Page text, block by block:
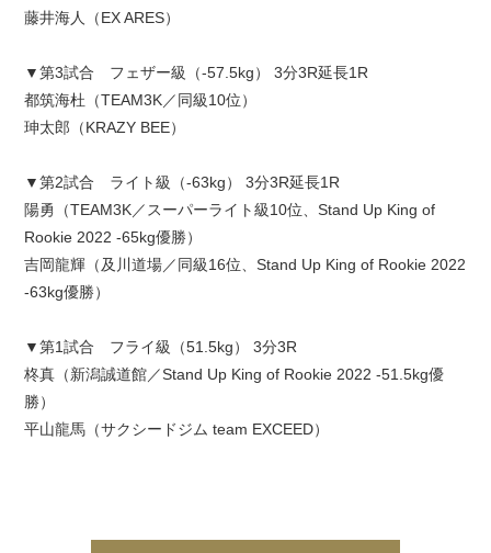
藤井海人（EX ARES）
▼第3試合 フェザー級（-57.5kg） 3分3R延長1R
都筑海杜（TEAM3K／同級10位）
珅太郎（KRAZY BEE）
▼第2試合 ライト級（-63kg） 3分3R延長1R
陽勇（TEAM3K／スーパーライト級10位、Stand Up King of
Rookie 2022 -65kg優勝）
吉岡龍輝（及川道場／同級16位、Stand Up King of Rookie 2022
-63kg優勝）
▼第1試合 フライ級（51.5kg） 3分3R
柊真（新潟誠道館／Stand Up King of Rookie 2022 -51.5kg優
勝）
平山龍馬（サクシードジム team EXCEED）